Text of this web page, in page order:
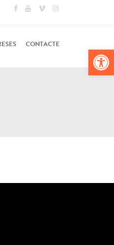
CONTACTE